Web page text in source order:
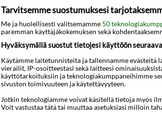
Kreeta (CHQ): 30.1 km
kaikkiaan 17 tyylikästä, tilavaa ja
huoneistoa ja studiota, joista on
tuntumaan Geranissa,
Kreetan saarella. Vietä siis
Tarvitsemme suostumuksesi
Me ja huolellisesti valitsemamme 50
paremman käyttäjäkokemuksen sekä
Hyväksymällä suostut tietojesi käyttöön
Käytämme laitetunnisteita ja tallennamme evästeitä
vierailit, IP-osoitteestasi sekä laitteesi
käyttötarkoituksiin ja teknologiakumppaneihimme
sivuston toimivuuteen ja käytettävyyteen.
Jotkin teknologiamme voivat käsitellä tietoja myös
Voit vastustaa tätä tai muuttaa asetuksiasi milloin